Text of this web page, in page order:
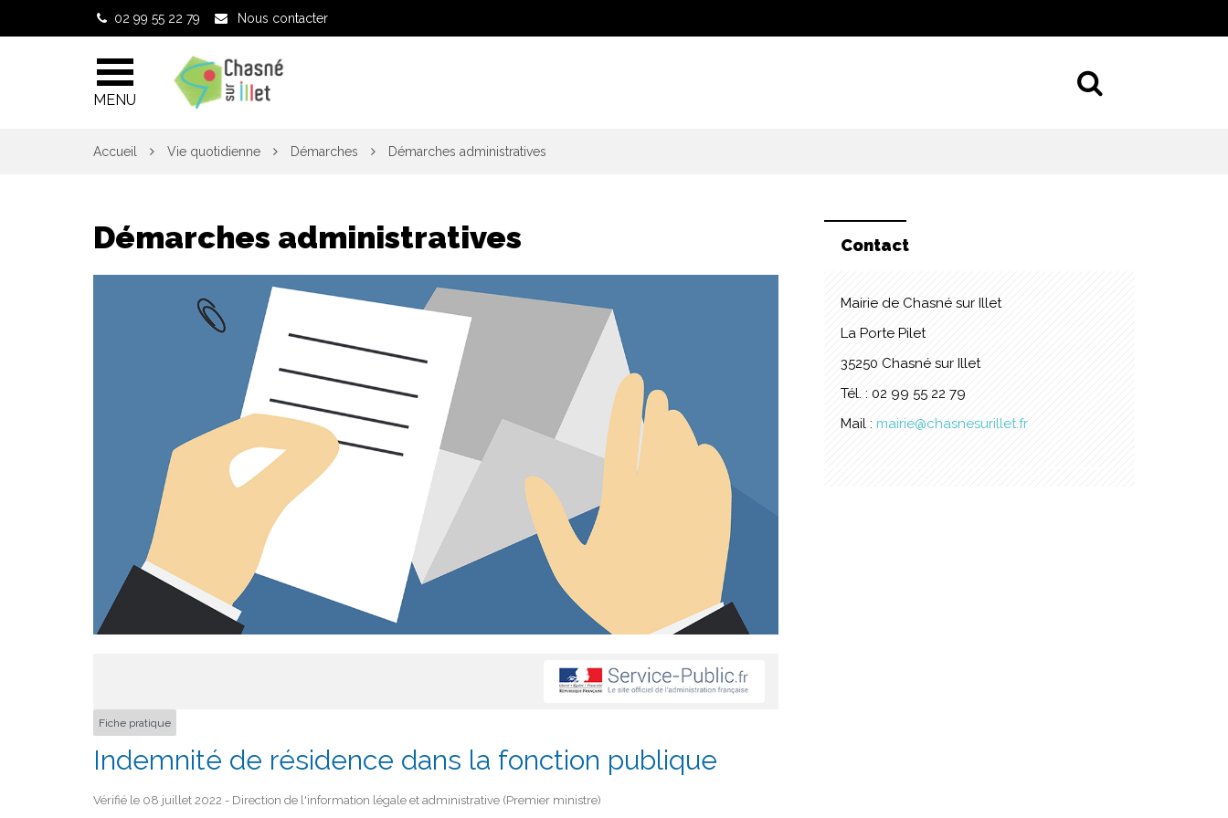
02 99 55 22 79 Nous contacter
MENU
Accueil Vie quotidienne Démarches Démarches administratives
Démarches administratives
Fiche pratique
Indemnité de résidence dans la fonction publique
Vérifié le 08 juillet 2022 - Direction de l'information légale et administrative (Premier ministre)
Contact
Mairie de Chasné sur Illet
La Porte Pilet
35250 Chasné sur Illet
Tél. : 02 99 55 22 79
Mail : mairie@chasnesurillet.fr